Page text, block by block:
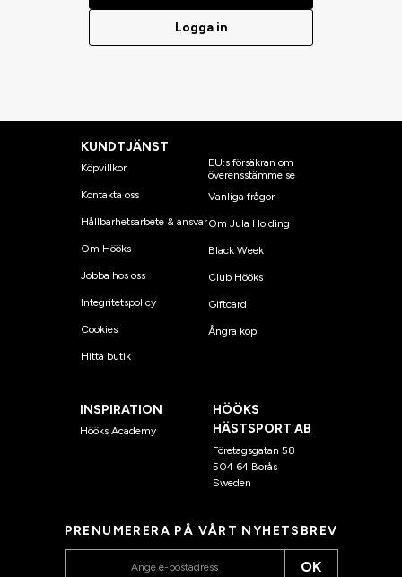
Logga in
KUNDTJÄNST
Köpvillkor
Kontakta oss
Hållbarhetsarbete & ansvar
Om Hööks
Jobba hos oss
Integritetspolicy
Cookies
Hitta butik
EU:s försäkran om
överensstämmelse
Vanliga frågor
Om Jula Holding
Black Week
Club Hööks
Giftcard
Ångra köp
INSPIRATION
Hööks Academy
HÖÖKS
HÄSTSPORT AB
Företagsgatan 58
504 64 Borås
Sweden
PRENUMERERA PÅ VÅRT NYHETSBREV
OK